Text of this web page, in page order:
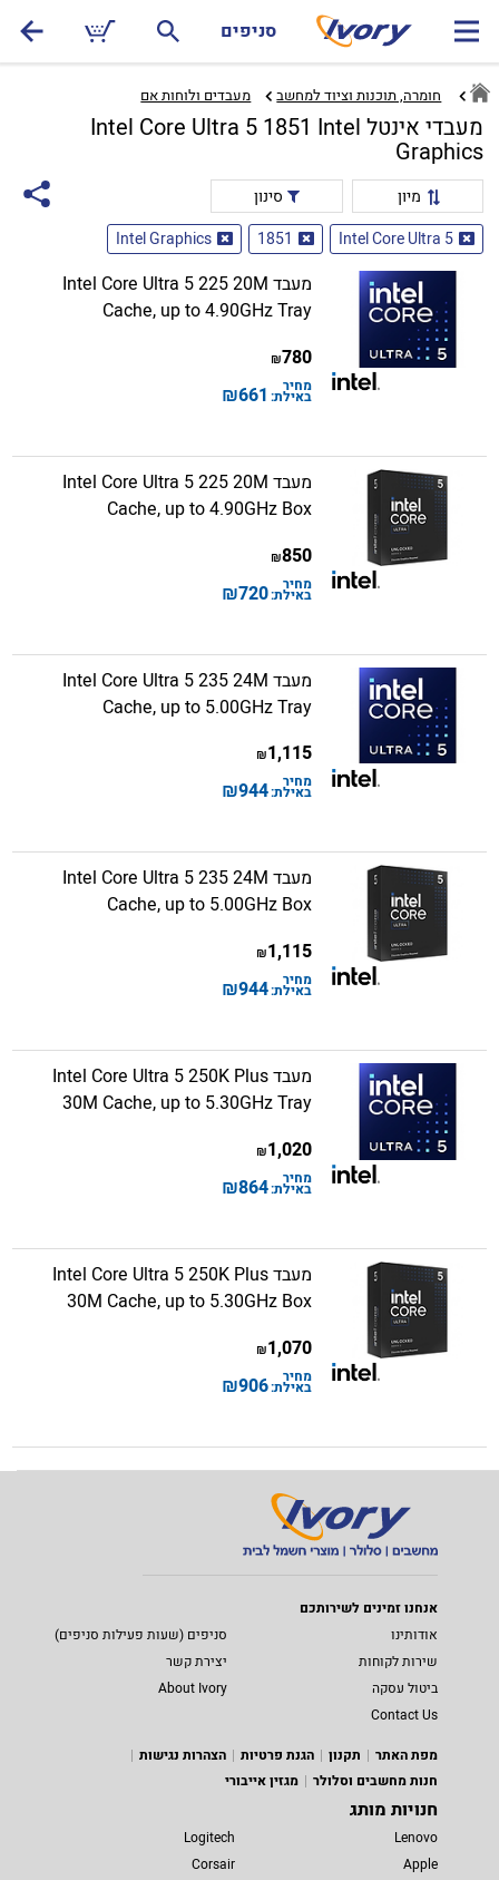
סניפים
חומרה, תוכנות וציוד למחשב מעבדים ולוחות אם‏
מעבדי אינטל Intel Core Ultra 5 1851 Intel
Graphics
מיון
סינון
Intel Core Ultra 5
1851
Intel Graphics
מעבד Intel Core Ultra 5 225 20M
Cache, up to 4.90GHz Tray
780
₪
מחיר
באילת: 661
₪
מעבד Intel Core Ultra 5 225 20M
Cache, up to 4.90GHz Box
850
₪
מחיר
באילת:720
₪
מעבד Intel Core Ultra 5 235 24M
Cache, up to 5.00GHz Tray
1,115
₪
מחיר
באילת:944
₪
מעבד Intel Core Ultra 5 235 24M
Cache, up to 5.00GHz Box
1,115
₪
מחיר
באילת:944
₪
מעבד Intel Core Ultra 5 250K Plus
30M Cache, up to 5.30GHz Tray
1,020
₪
מחיר
באילת:864
₪
מעבד Intel Core Ultra 5 250K Plus
30M Cache, up to 5.30GHz Box
1,070
₪
מחיר
באילת:906
₪
אנחנו זמינים לשירותכם
אודותינו
סניפים (שעות פעילות סניפים)
שירות לקוחות
יצירת קשר
ביטול עסקה
About Ivory
Contact Us
מפת האתר
תקנון הגנת פרטיות
הצהרות נגישות
חנות מחשבים וסלולר
מגזין אייבורי
חנויות מותג
Lenovo
Apple
Logitech
Corsair